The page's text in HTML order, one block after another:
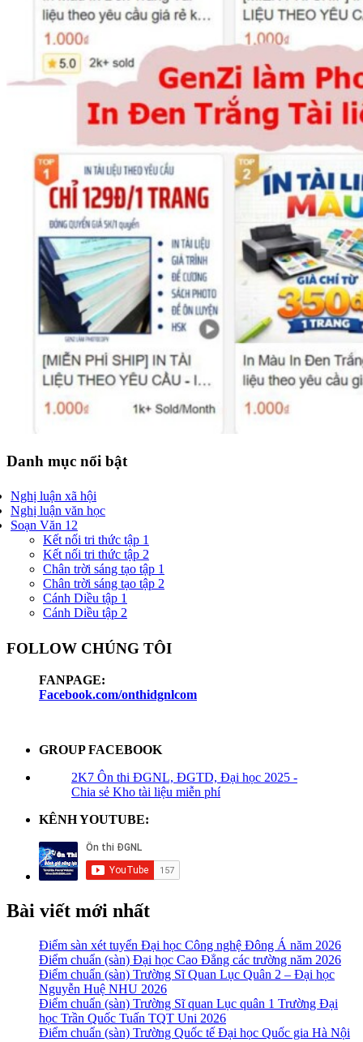
Danh mục nổi bật
Nghị luận xã hội
Nghị luận văn học
Soạn Văn 12
Kết nối tri thức tập 1
Kết nối tri thức tập 2
Chân trời sáng tạo tập 1
Chân trời sáng tạo tập 2
Cánh Diều tập 1
Cánh Diều tập 2
FOLLOW CHÚNG TÔI
FANPAGE:
Facebook.com/onthidgnlcom
GROUP FACEBOOK
2K7 Ôn thi ĐGNL, ĐGTD, Đại học 2025 -
Chia sẻ Kho tài liệu miễn phí
KÊNH YOUTUBE:
Bài viết mới nhất
Điểm sàn xét tuyển Đại học Công nghệ Đông Á năm 2026
Điểm chuẩn (sàn) Đại học Cao Đẳng các trường năm 2026
Điểm chuẩn (sàn) Trường Sĩ Quan Lục Quân 2 – Đại học
Nguyễn Huệ NHU 2026
Điểm chuẩn (sàn) Trường Sĩ quan Lục quân 1 Trường Đại
học Trần Quốc Tuấn TQT Uni 2026
Điểm chuẩn (sàn) Trường Quốc tế Đại học Quốc gia Hà Nội